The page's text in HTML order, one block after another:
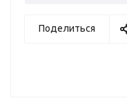
Поделиться